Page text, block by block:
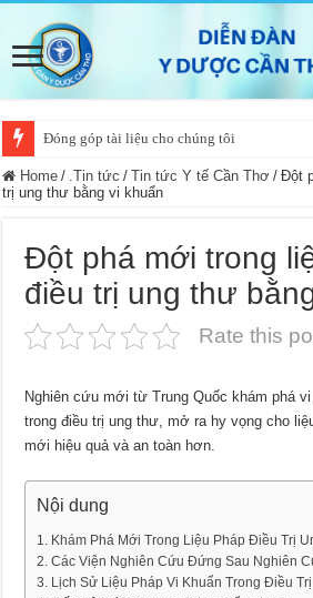
Đóng góp tài liệu cho chúng tôi
Home / .Tin tức / Tin tức Y tế Cần Thơ / Đột
trị ung thư bằng vi khuẩn
Đột phá mới trong
điều trị ung thư
Rate this
Nghiên cứu mới từ Trung Quốc khám phá
trong điều trị ung thư, mở ra hy vọng cho
mới hiệu quả và an toàn hơn.
Nội dung
Khám Phá Mới Trong Liệu Pháp Điều Trị
Các Viện Nghiên Cứu Đứng Sau Nghiên
Lịch Sử Liệu Pháp Vi Khuẩn Trong Điều